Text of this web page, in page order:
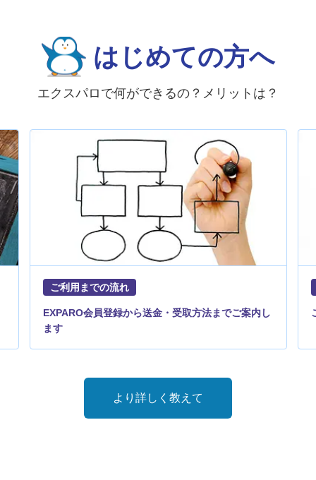
はじめての方へ
エクスパロで何ができるの？メリットは？
ご利用までの流れ
EXPARO会員登録から送金・受取方法までご案内し
ます
より詳しく教えて